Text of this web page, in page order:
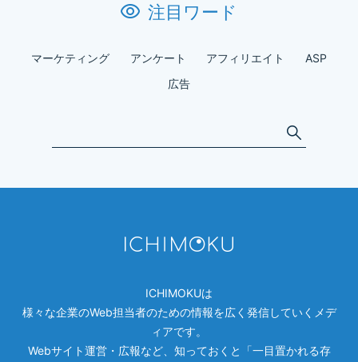
注目ワード
マーケティング アンケート アフィリエイト
ASP
広告
ICHIMOKUは
様々な企業のWeb担当者のための情報を広く発信していくメデ
ィアです。
Webサイト運営・広報など、知っておくと「一目置かれる存